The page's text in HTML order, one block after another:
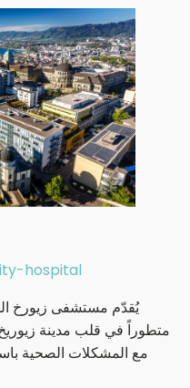
hospital
يُقدّم مستشفى زيورخ
متطوراً في قلب مدينة
مع المشكلات الصحية